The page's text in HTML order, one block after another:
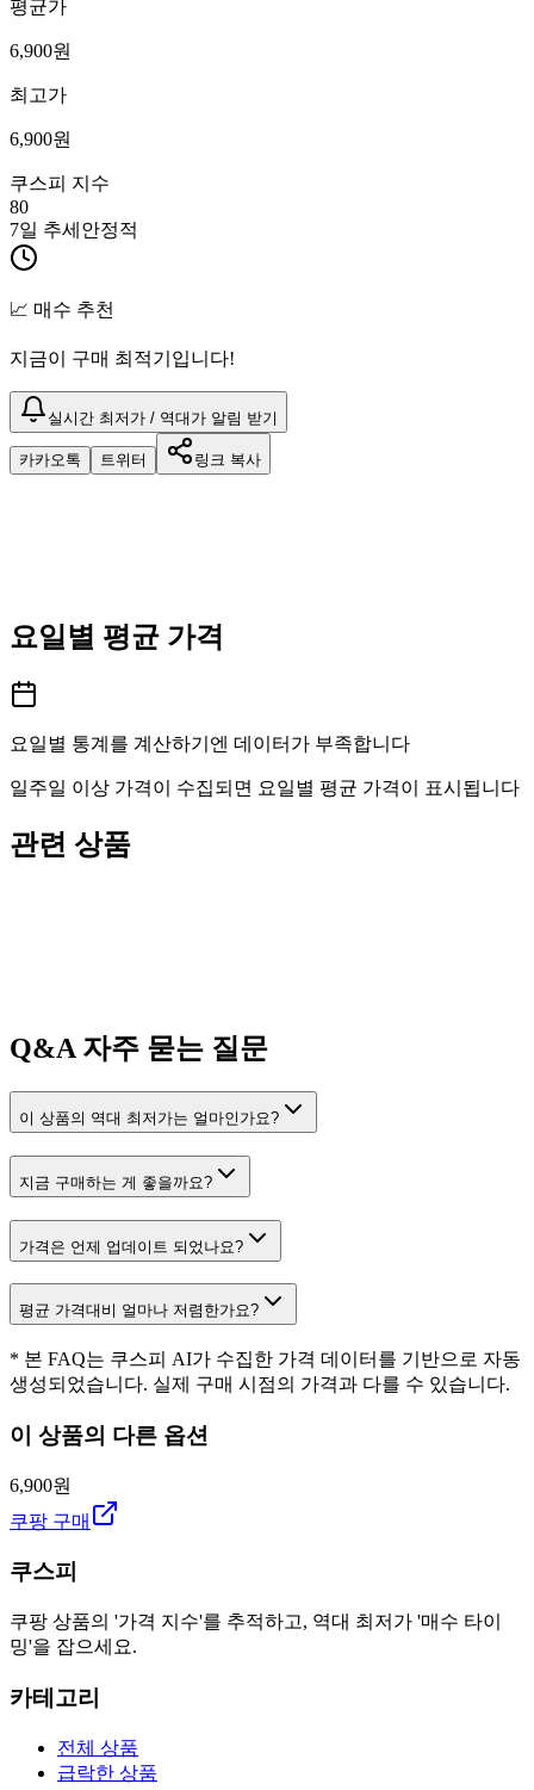
평균가
6,900원
최고가
6,900원
쿠스피 지수
80
7일 추세 안정적
📈 매수 추천
지금이 구매 최적기입니다!
실시간 최저가 / 역대가 알림 받기
카카오톡 트위터 링크 복사
요일별 평균 가격
요일별 통계를 계산하기엔 데이터가 부족합니다
일주일 이상 가격이 수집되면 요일별 평균 가격이 표시됩니다
관련 상품
Q&A자주 묻는 질문
이 상품의 역대 최저가는 얼마인가요?
지금 구매하는 게 좋을까요?
가격은 언제 업데이트 되었나요?
평균 가격대비 얼마나 저렴한가요?
* 본 FAQ는 쿠스피 AI가 수집한 가격 데이터를 기반으로 자동
생성되었습니다. 실제 구매 시점의 가격과 다를 수 있습니다.
이 상품의 다른 옵션
6,900원
쿠팡 구매
쿠스피
쿠팡 상품의 '가격 지수'를 추적하고, 역대 최저가 '매수 타이
밍'을 잡으세요.
카테고리
전체 상품
급락한 상품